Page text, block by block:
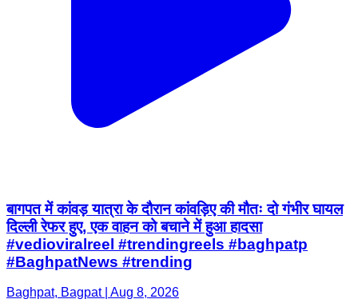
बागपत में कांवड़ यात्रा के दौरान कांवड़िए की मौतः दो गंभीर घायल
दिल्ली रेफर हुए, एक वाहन को बचाने में हुआ हादसा
#vedioviralreel #trendingreels #baghpatp
#BaghpatNews #trending
Baghpat, Bagpat | Aug 8, 2026